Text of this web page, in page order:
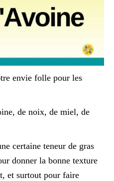
envie folle pour les
de noix, de miel, de
certaine teneur de gras
donner la bonne texture
et surtout pour faire